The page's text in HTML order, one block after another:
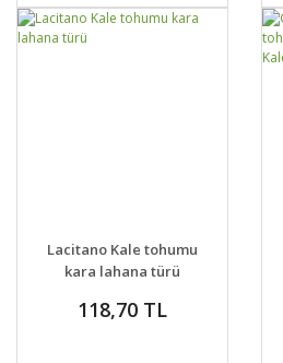
DETAYLAR SEPETE EKLE
Lacitano Kale tohumu
kara lahana türü
118,70 TL